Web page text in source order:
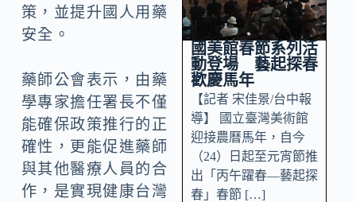
策，並提升國人用藥
安全。
藥師公會表示，由藥
學專家擔任署長不僅
能確保政策推行的正
確性，更能促進藥師
與其他醫療人員的合
作，是實現健康台灣
國美館春節系列活
動登場 藝起探春
歡慶馬年
【記者 宋佳景/台中報
導】 國立臺灣美術館
迎接農曆馬年，自今
（24）日起至元宵節推
出「丙午躍春—藝起探
春」春節 […]